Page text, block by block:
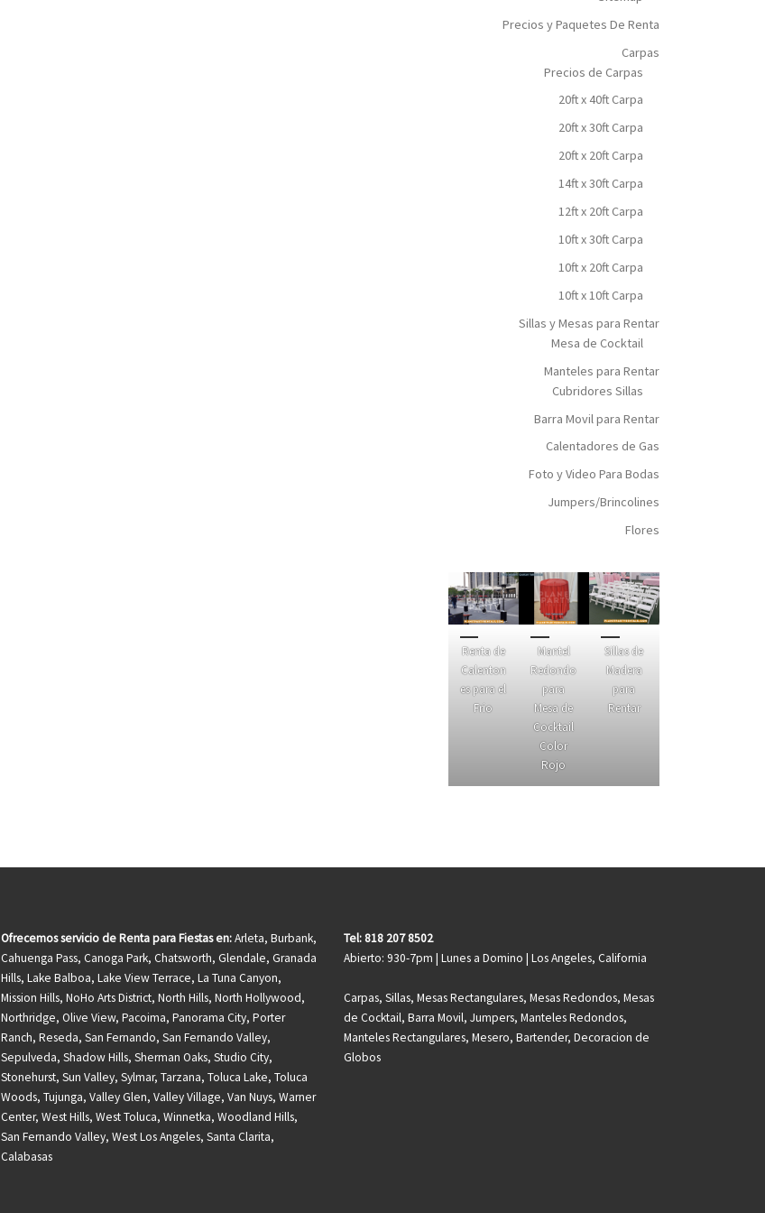
Precios y Paquetes De Renta
Carpas
Precios de Carpas
20ft x 40ft Carpa
20ft x 30ft Carpa
20ft x 20ft Carpa
14ft x 30ft Carpa
12ft x 20ft Carpa
10ft x 30ft Carpa
10ft x 20ft Carpa
10ft x 10ft Carpa
Sillas y Mesas para Rentar
Mesa de Cocktail
Manteles para Rentar
Cubridores Sillas
Barra Movil para Rentar
Calentadores de Gas
Foto y Video Para Bodas
Jumpers/Brincolines
Flores
Renta de
Calenton
es para el
Frio
Mantel
Redondo
para
Mesa de
Cocktail
Color
Rojo
Sillas de
Madera
para
Rentar
Ofrecemos servicio de Renta para Fiestas en:Arleta, Burbank,
Cahuenga Pass, Canoga Park, Chatsworth, Glendale, Granada
Hills, Lake Balboa, Lake View Terrace, La Tuna Canyon,
Mission Hills, NoHo Arts District, North Hills, North Hollywood,
Northridge, Olive View, Pacoima, Panorama City, Porter
Ranch, Reseda, San Fernando, San Fernando Valley,
Sepulveda, Shadow Hills, Sherman Oaks, Studio City,
Stonehurst, Sun Valley, Sylmar, Tarzana, Toluca Lake, Toluca
Woods, Tujunga, Valley Glen, Valley Village, Van Nuys, Warner
Center, West Hills, West Toluca, Winnetka, Woodland Hills,
San Fernando Valley, West Los Angeles, Santa Clarita,
Calabasas
Tel: 818 207 8502
Abierto: 930-7pm | Lunes a Domino | Los Angeles, California
Carpas, Sillas, Mesas Rectangulares, Mesas Redondos, Mesas
de Cocktail, Barra Movil, Jumpers, Manteles Redondos,
Manteles Rectangulares, Mesero, Bartender, Decoracion de
Globos